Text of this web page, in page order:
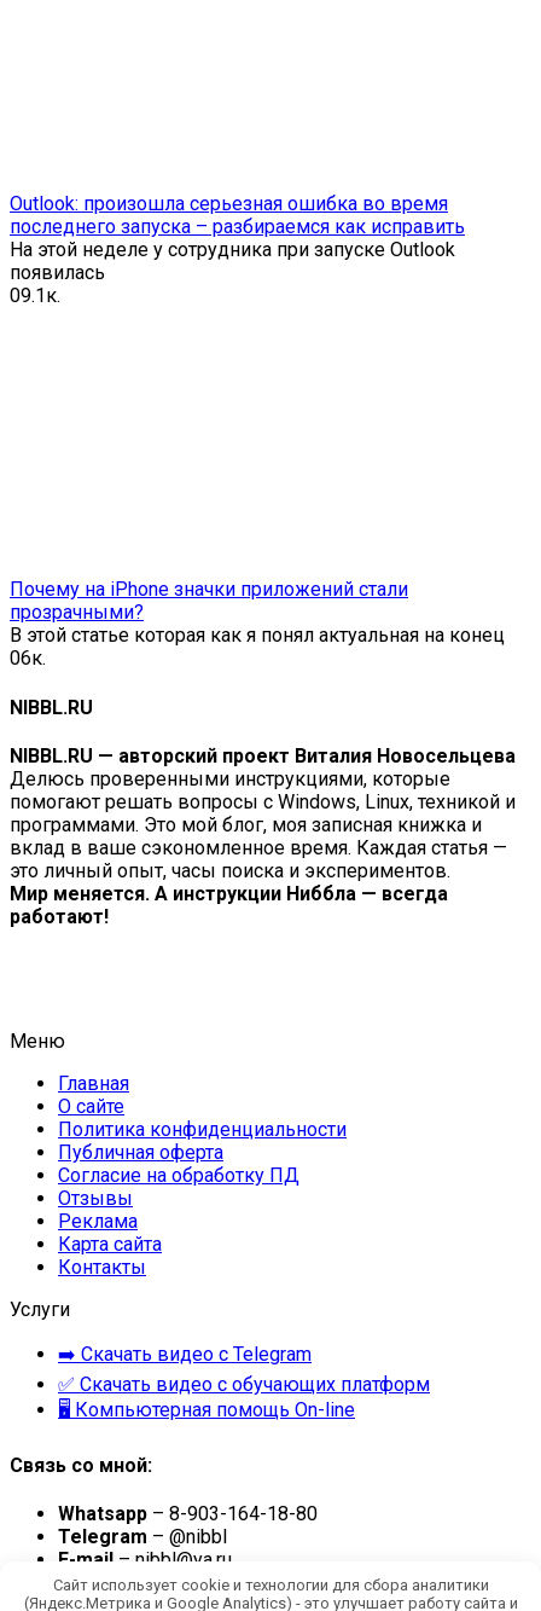
Outlook: произошла серьезная ошибка во время
последнего запуска – разбираемся как исправить
На этой неделе у сотрудника при запуске Outlook
появилась
09.1к.
Почему на iPhone значки приложений стали
прозрачными?
В этой статье которая как я понял актуальная на конец
06к.
NIBBL.RU
NIBBL.RU — авторский проект Виталия Новосельцева
Делюсь проверенными инструкциями, которые
помогают решать вопросы с Windows, Linux, техникой и
программами. Это мой блог, моя записная книжка и
вклад в ваше сэкономленное время. Каждая статья —
это личный опыт, часы поиска и экспериментов.
Мир меняется. А инструкции Ниббла — всегда
работают!
Меню
Главная
О сайте
Политика конфиденциальности
Публичная оферта
Согласие на обработку ПД
Отзывы
Реклама
Карта сайта
Контакты
Услуги
➡️ Скачать видео с Telegram
✅ Скачать видео с обучающих платформ
🖥 Компьютерная помощь On-line
Связь со мной:
Whatsapp – 8-903-164-18-80
Telegram – @nibbl
E-mail – nibbl@ya.ru
© 2026 NIBBL - Все права защищены При использовании
Сайт использует cookie и технологии для сбора аналитики
(Яндекс.Метрика и Google Analytics) - это улучшает работу сайта и